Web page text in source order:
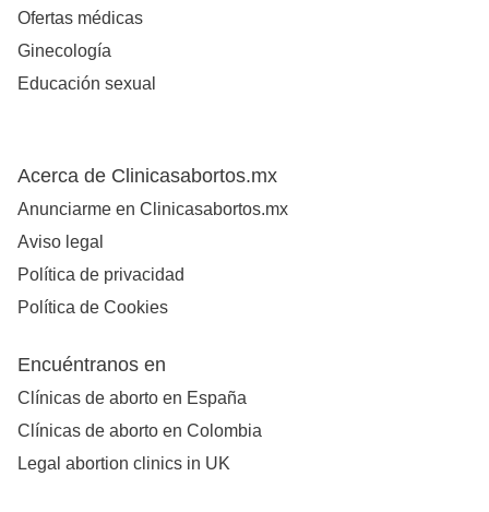
Ofertas médicas
Ginecología
Educación sexual
Acerca de Clinicasabortos.mx
Anunciarme en Clinicasabortos.mx
Aviso legal
Política de privacidad
Política de Cookies
Encuéntranos en
Clínicas de aborto en España
Clínicas de aborto en Colombia
Legal abortion clinics in UK